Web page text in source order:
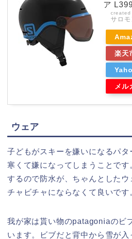
ア
created
サロ
楽天
メル
ウェア
子どもがスキーを嫌いになるパ
寒くて嫌になってしまうことです
するので防水が、ちゃんとした
チャビチャにならなくて良いです
我が家は貰い物のpatagoniaのビ
います。ビブだと背中から雪が入